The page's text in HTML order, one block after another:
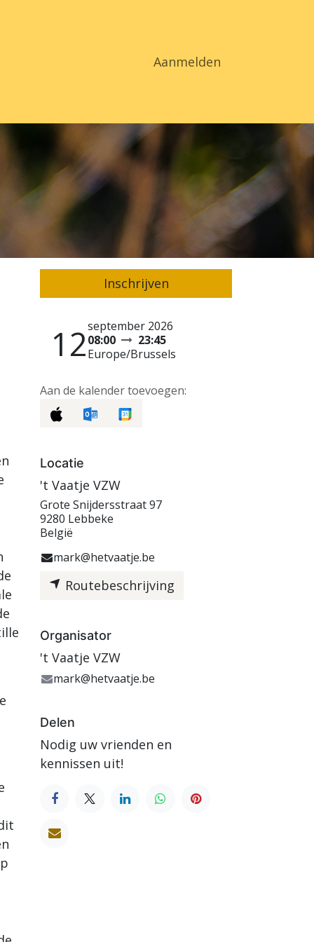
Aanmelden
Inschrijven
12september 2026
08:00
23:45
Europe/Brussels
Aan de kalender toevoegen:
Locatie
't Vaatje VZW
Grote Snijdersstraat 97
9280 Lebbeke
België
mark@hetvaatje.be
Routebeschrijving
Organisator
't Vaatje VZW
mark@hetvaatje.be
Delen
Nodig uw vrienden en
kennissen uit!